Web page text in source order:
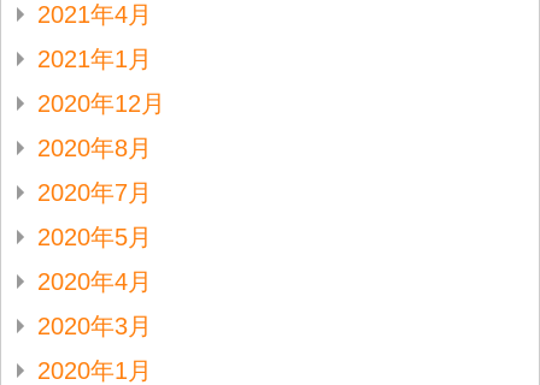
2021年4月
2021年1月
2020年12月
2020年8月
2020年7月
2020年5月
2020年4月
2020年3月
2020年1月